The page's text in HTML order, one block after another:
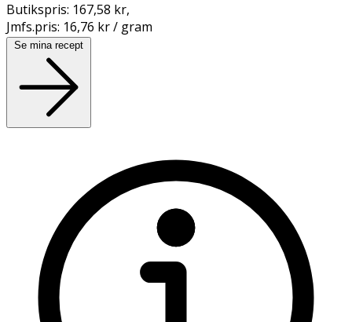
Butikspris: 167,58 kr,
Jmfs.pris: 16,76 kr / gram
Se mina recept